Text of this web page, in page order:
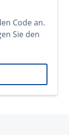
Code an.
Sie den